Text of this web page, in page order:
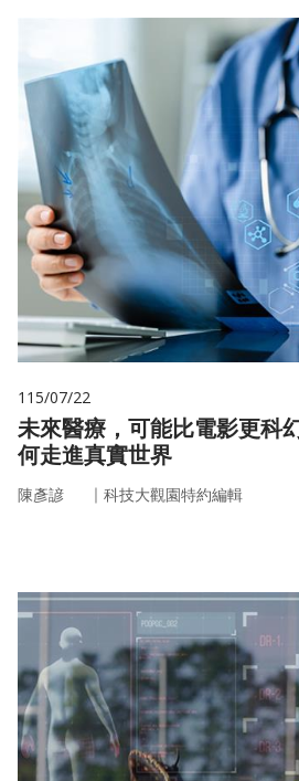
115/07/22
未來醫療，可能比電影更科
何走進真實世界
陳彥諺 ｜ 科技大觀園特約編輯